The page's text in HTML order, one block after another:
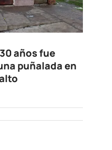
años fue
puñalada en